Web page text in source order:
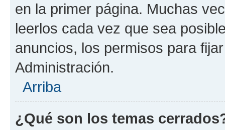
en la primer página. Muchas
leerlos cada vez que sea
anuncios, los permisos para
Administración.
Arriba
¿Qué son los temas